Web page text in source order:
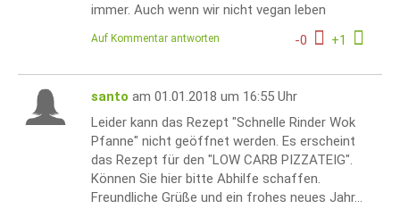
immer. Auch wenn wir nicht vegan leben
-0 +1
Auf Kommentar antworten
santo am 01.01.2018 um 16:55 Uhr
Leider kann das Rezept "Schnelle Rinder Wok
Pfanne" nicht geöffnet werden. Es erscheint
das Rezept für den "LOW CARB PIZZATEIG".
Können Sie hier bitte Abhilfe schaffen.
Freundliche Grüße und ein frohes neues Jahr...